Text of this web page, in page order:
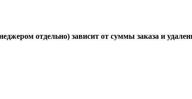
отдельно) зависит от суммы заказа и